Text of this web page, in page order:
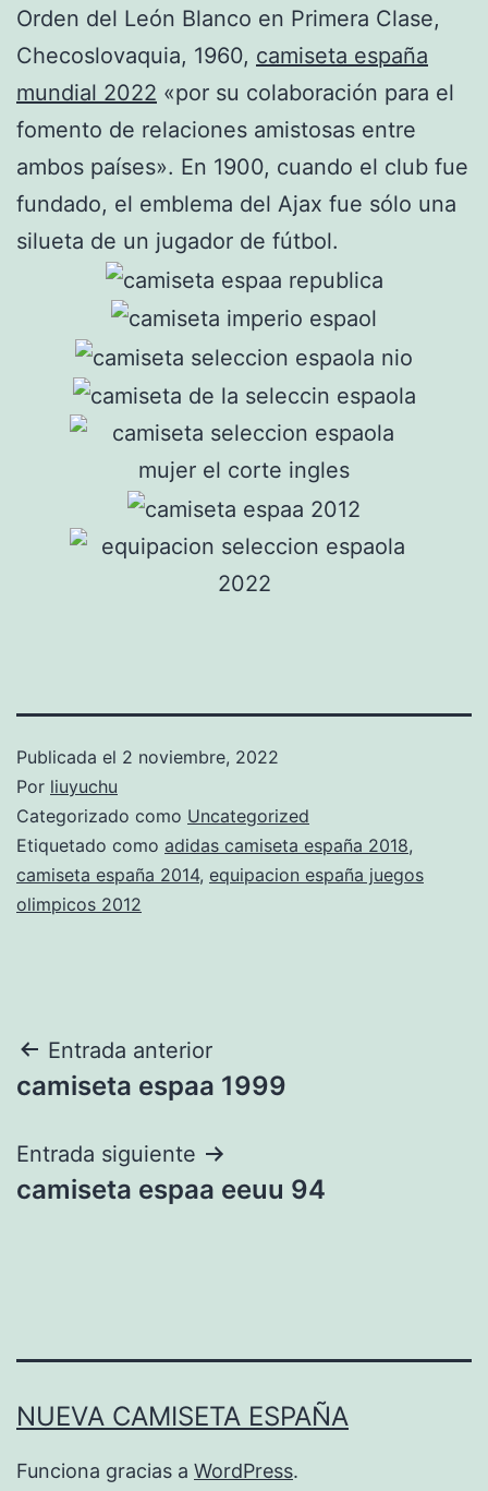
Orden del León Blanco en Primera Clase,
Checoslovaquia, 1960, camiseta españa
mundial 2022 «por su colaboración para el
fomento de relaciones amistosas entre
ambos países». En 1900, cuando el club fue
fundado, el emblema del Ajax fue sólo una
silueta de un jugador de fútbol.
Publicada el 2 noviembre, 2022
Por liuyuchu
Categorizado como Uncategorized
Etiquetado como adidas camiseta españa 2018,
camiseta españa 2014, equipacion españa juegos
olimpicos 2012
Navegación
de
entradas
Entrada anterior
camiseta espaa 1999
Entrada siguiente
camiseta espaa eeuu 94
NUEVA CAMISETA ESPAÑA
Funciona gracias a WordPress.